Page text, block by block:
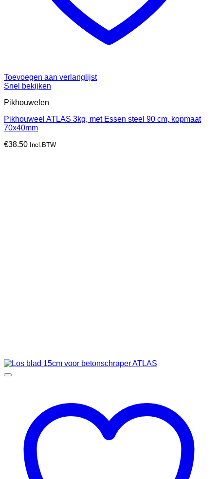
Toevoegen aan verlanglijst
Snel bekijken
Pikhouwelen
Pikhouweel ATLAS 3kg, met Essen steel 90 cm, kopmaat
70x40mm
€38.50 Incl.BTW